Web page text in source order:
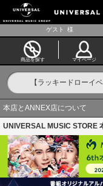
ゲスト 様
商品を探す マイページ
本店とANNEX店について
UNIVERSAL MUSIC STORE